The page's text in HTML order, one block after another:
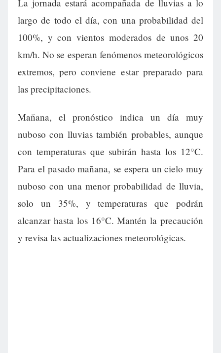
La jornada estará acompañada de lluvias a lo
largo de todo el día, con una probabilidad del
100%, y con vientos moderados de unos 20
km/h. No se esperan fenómenos meteorológicos
extremos, pero conviene estar preparado para
las precipitaciones.
Mañana, el pronóstico indica un día muy
nuboso con lluvias también probables, aunque
con temperaturas que subirán hasta los 12°C.
Para el pasado mañana, se espera un cielo muy
nuboso con una menor probabilidad de lluvia,
solo un 35%, y temperaturas que podrán
alcanzar hasta los 16°C. Mantén la precaución
y revisa las actualizaciones meteorológicas.